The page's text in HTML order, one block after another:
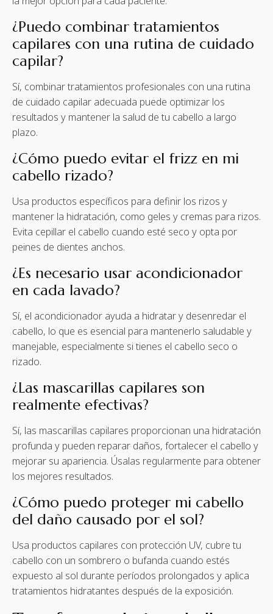
¿Puedo combinar tratamientos
capilares con una rutina de cuidado
capilar?
Sí, combinar tratamientos profesionales con una rutina
de cuidado capilar adecuada puede optimizar los
resultados y mantener la salud de tu cabello a largo
plazo.
¿Cómo puedo evitar el frizz en mi
cabello rizado?
Usa productos específicos para definir los rizos y
mantener la hidratación, como geles y cremas para rizos.
Evita cepillar el cabello cuando esté seco y opta por
peines de dientes anchos.
¿Es necesario usar acondicionador
en cada lavado?
Sí, el acondicionador ayuda a hidratar y desenredar el
cabello, lo que es esencial para mantenerlo saludable y
manejable, especialmente si tienes el cabello seco o
rizado.
¿Las mascarillas capilares son
realmente efectivas?
Sí, las mascarillas capilares proporcionan una hidratación
profunda y pueden reparar daños, fortalecer el cabello y
mejorar su apariencia. Úsalas regularmente para obtener
los mejores resultados.
¿Cómo puedo proteger mi cabello
del daño causado por el sol?
Usa productos capilares con protección UV, cubre tu
cabello con un sombrero o bufanda cuando estés
expuesto al sol durante períodos prolongados y aplica
tratamientos hidratantes después de la exposición.